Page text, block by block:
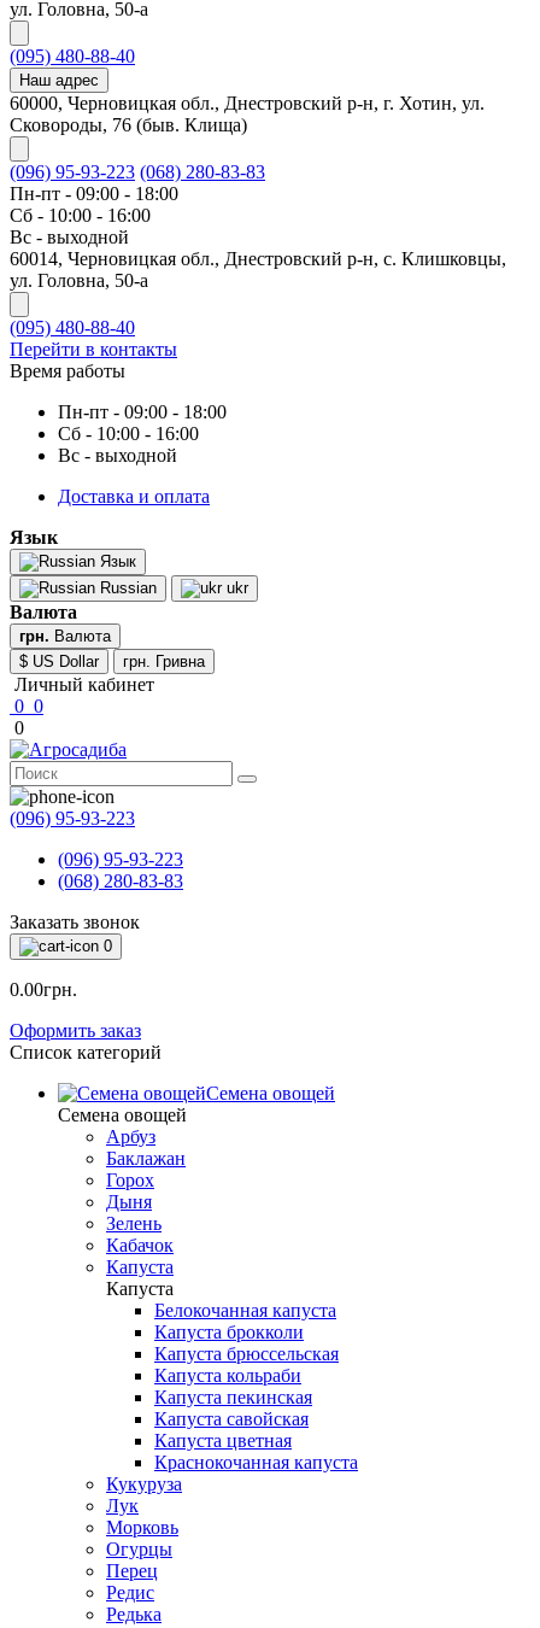
ул. Головна, 50-а
(095) 480-88-40
Наш адрес
60000, Черновицкая обл., Днестровский р-н, г. Хотин, ул.
Сковороды, 76 (быв. Клища)
(096) 95-93-223 (068) 280-83-83
Пн-пт - 09:00 - 18:00
Сб - 10:00 - 16:00
Вс - выходной
60014, Черновицкая обл., Днестровский р-н, с. Клишковцы,
ул. Головна, 50-а
(095) 480-88-40
Перейти в контакты
Время работы
Пн-пт - 09:00 - 18:00
Сб - 10:00 - 16:00
Вс - выходной
Доставка и оплата
Язык
Язык
Russian
ukr
Валюта
грн. Валюта
$ US Dollar
грн. Гривна
Личный кабинет
0 0
0
(096) 95-93-223
(096) 95-93-223
(068) 280-83-83
Заказать звонок
0
0.00грн.
Оформить заказ
Список категорий
Семена овощей
Семена овощей
Арбуз
Баклажан
Горох
Дыня
Зелень
Кабачок
Капуста
Капуста
Белокочанная капуста
Капуста брокколи
Капуста брюссельская
Капуста кольраби
Капуста пекинская
Капуста савойская
Капуста цветная
Краснокочанная капуста
Кукуруза
Лук
Морковь
Огурцы
Перец
Редис
Редька